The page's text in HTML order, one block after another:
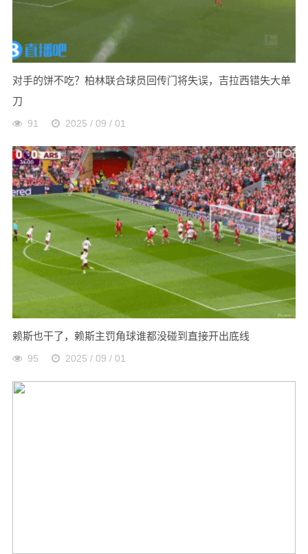
对手的饼不吃？柏林联合球员回传门将失误，吉拉西错失大单
刀
91 2025 / 09 / 01
赖斯也干了，赖斯主罚角球谁都没碰到直接开出底线
95 2025 / 09 / 01